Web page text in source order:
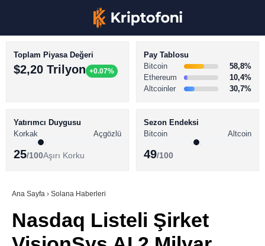
Youtube
BİTCOİN HABERLERİ
ALTCOİN HABERLERİ
SÖZLÜK
Toplam Piyasa Değeri
$2,20 Trilyon +0.07%
Pay Tablosu
Bitcoin
58,8%
Ethereum
10,4%
Altcoinler
30,7%
Yatırımcı Duygusu
Korkak
Açgözlü
25/100Aşırı Korku
Sezon Endeksi
Bitcoin
Altcoin
49/100
Ana Sayfa › Solana Haberleri
Nasdaq Listeli Şirket